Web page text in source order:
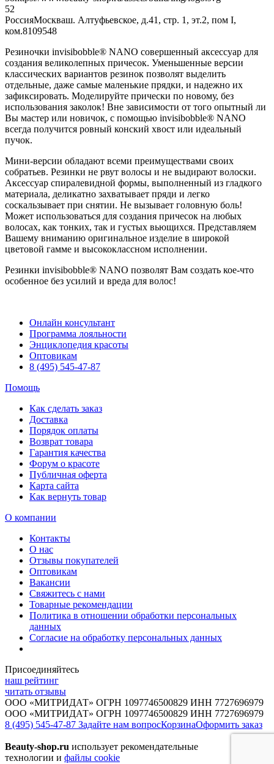
52
РоссияМоскваш. Алтуфьевское, д.41, стр. 1, эт.2, пом I,
ком.8109548
Резиночки invisibobble® NANO совершенный аксессуар для
создания великолепных причесок. Уменьшенные версии
классических вариантов резинок позволят выделить
отдельные, даже самые маленькие прядки, и надежно их
зафиксировать. Моделируйте прически по новому, без
использования заколок! Вне зависимости от того опытный ли
Вы мастер или новичок, с помощью invisibobble® NANO
всегда получится ровный конский хвост или идеальный
пучок.
Мини-версии обладают всеми преимуществами своих
собратьев. Резинки не рвут волосы и не выдирают волоски.
Аксессуар спиралевидной формы, выполненный из гладкого
материала, деликатно захватывает пряди и легко
соскальзывает при снятии. Не вызывает головную боль!
Может использоваться для создания причесок на любых
волосах, как тонких, так и густых вьющихся. Представляем
Вашему вниманию оригинальное изделие в широкой
цветовой гамме и высококлассном исполнении.
Резинки invisibobble® NANO позволят Вам создать кое-что
особенное без усилий и вреда для волос!
Онлайн консультант
Программа лояльности
Энциклопедия красоты
Оптовикам
8 (495) 545-47-87
Помощь
Как сделать заказ
Доставка
Порядок оплаты
Возврат товара
Гарантия качества
Форум о красоте
Публичная оферта
Карта сайта
Как вернуть товар
О компании
Контакты
О нас
Отзывы покупателей
Оптовикам
Вакансии
Свяжитесь с нами
Товарные рекомендации
Политика в отношении обработки персональных
данных
Согласие на обработку персональных данных
Присоединяйтесь
наш рейтинг
читать отзывы
ООО «МИТРИДАТ» ОГРН 1097746500829 ИНН 7727696979
ООО «МИТРИДАТ» ОГРН 1097746500829 ИНН 7727696979
8 (495) 545-47-87 Задайте нам вопросКорзинаОформить заказ
Beauty-shop.ru использует рекомендательные
технологии и файлы cookie